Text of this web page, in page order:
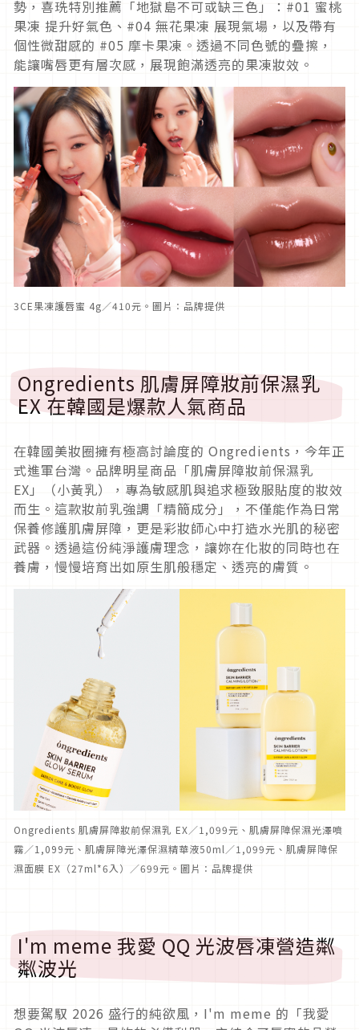
勢，喜珗特別推薦「地獄島不可或缺三色」：#01 蜜桃
果凍 提升好氣色、#04 無花果凍 展現氣場，以及帶有
個性微甜感的 #05 摩卡果凍。透過不同色號的疊擦，
能讓嘴唇更有層次感，展現飽滿透亮的果凍妝效。
3CE果凍護唇蜜 4g／410元。圖片：品牌提供
Ongredients 肌膚屏障妝前保濕乳
EX 在韓國是爆款人氣商品
在韓國美妝圈擁有極高討論度的 Ongredients，今年正
式進軍台灣。品牌明星商品「肌膚屏障妝前保濕乳
EX」（小黃乳），專為敏感肌與追求極致服貼度的妝效
而生。這款妝前乳強調「精簡成分」，不僅能作為日常
保養修護肌膚屏障，更是彩妝師心中打造水光肌的秘密
武器。透過這份純淨護膚理念，讓妳在化妝的同時也在
養膚，慢慢培育出如原生肌般穩定、透亮的膚質。
Ongredients 肌膚屏障妝前保濕乳 EX／1,099元、肌膚屏障保濕光澤噴
霧／1,099元、肌膚屏障光澤保濕精華液50ml／1,099元、肌膚屏障保
濕面膜 EX（27ml*6入）／699元。圖片：品牌提供
I'm meme 我愛 QQ 光波唇凍營造粼
粼波光
想要駕馭 2026 盛行的純欲風，I'm meme 的「我愛